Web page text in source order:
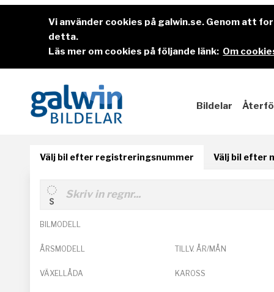
Vi använder cookies på galwin.se. Genom att
detta.
Läs mer om cookies på följande länk: Om
Bildelar
Välj bil efter registreringsnummer Välj bil efter
BILMODELL
ÅRSMODELL TILLV. ÅR/MÅN
VÄXELLÅDA KAROSS